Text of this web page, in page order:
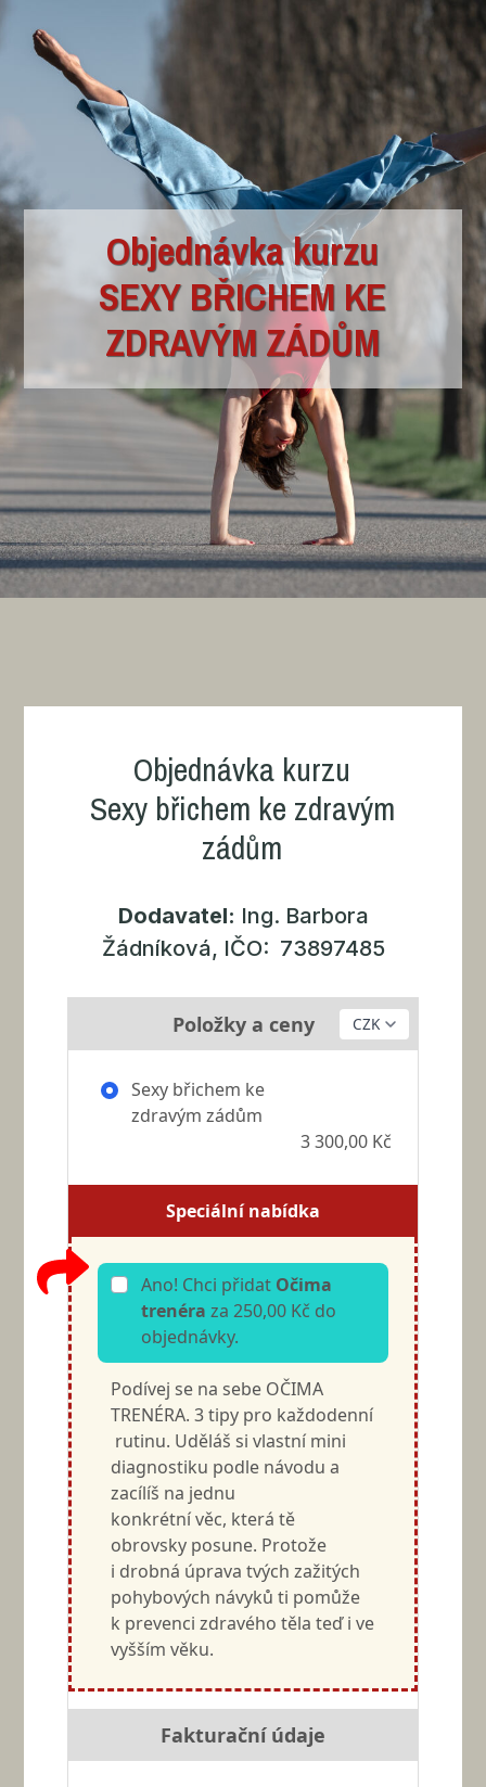
Objednávka kurzu
SEXY BŘICHEM KE
ZDRAVÝM ZÁDŮM
Objednávka kurzu
Sexy břichem ke zdravým
zádům
Dodavatel: Ing. Barbora
Žádníková, IČO: 73897485
Položky a ceny
Sexy břichem ke
zdravým zádům
3 300,00 Kč
Speciální nabídka
Ano! Chci přidat Očima
trenéra za 250,00 Kč do
objednávky.
Podívej se na sebe OČIMA
TRENÉRA. 3 tipy pro každodenní
rutinu. Uděláš si vlastní mini
diagnostiku podle návodu a
zacílíš na jednu
konkrétní věc, která tě
obrovsky posune. Protože
i drobná úprava tvých zažitých
pohybových návyků ti pomůže
k prevenci zdravého těla teď i ve
vyšším věku.
Fakturační údaje